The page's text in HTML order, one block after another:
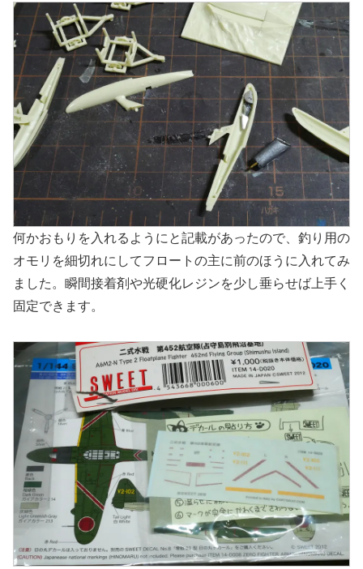
何かおもりを入れるようにと記載があったので、釣り用の
オモリを細切れにしてフロートの主に前のほうに入れてみ
ました。瞬間接着剤や光硬化レジンを少し垂らせば上手く
固定できます。